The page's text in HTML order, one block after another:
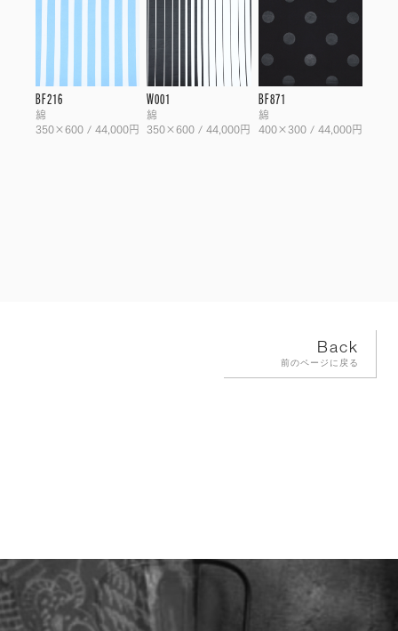
BF216
綿
350×600 / 44,000円
W001
綿
350×600 / 44,000円
BF871
綿
400×300 / 44,000円
Back
前のページに戻る